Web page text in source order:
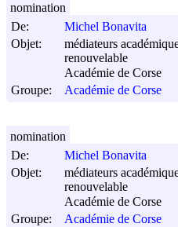
De:
Michel Bonavita
Objet:
médiateurs
renouvelable
Académie de Corse
Groupe:
Académie de Corse
nomination
De:
Michel Bonavita
Objet:
médiateurs
renouvelable
Académie de Corse
Groupe:
Académie de Corse
nomination